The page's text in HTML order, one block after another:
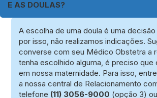
E AS DOULAS?
A escolha de uma doula é uma
por isso, não realizamos indicações.
converse com seu Médico Obstetra a
tenha escolhido alguma, é preciso que
em nossa maternidade. Para isso,
a nossa central de Relacionamento
telefone (11) 3056-9000 (opção 3)